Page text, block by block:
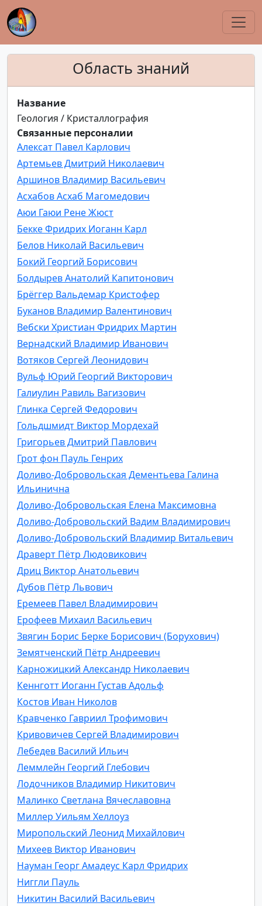
Область знаний
Название
Геология / Кристаллография
Связанные персоналии
Алексат Павел Карлович
Артемьев Дмитрий Николаевич
Аршинов Владимир Васильевич
Асхабов Асхаб Магомедович
Аюи Гаюи Рене Жюст
Бекке Фридрих Иоганн Карл
Белов Николай Васильевич
Бокий Георгий Борисович
Болдырев Анатолий Капитонович
Брёггер Вальдемар Кристофер
Буканов Владимир Валентинович
Вебски Христиан Фридрих Мартин
Вернадский Владимир Иванович
Вотяков Сергей Леонидович
Вульф Юрий Георгий Викторович
Галиулин Равиль Вагизович
Глинка Сергей Федорович
Гольдшмидт Виктор Мордехай
Григорьев Дмитрий Павлович
Грот фон Пауль Генрих
Доливо-Добровольская Дементьева Галина
Ильинична
Доливо-Добровольская Елена Максимовна
Доливо-Добровольский Вадим Владимирович
Доливо-Добровольский Владимир Витальевич
Драверт Пётр Людовикович
Дриц Виктор Анатольевич
Дубов Пётр Львович
Еремеев Павел Владимирович
Ерофеев Михаил Васильевич
Звягин Борис Берке Борисович (Борухович)
Земятченский Пётр Андреевич
Карножицкий Александр Николаевич
Кеннготт Иоганн Густав Адольф
Костов Иван Николов
Кравченко Гавриил Трофимович
Кривовичев Сергей Владимирович
Лебедев Василий Ильич
Леммлейн Георгий Глебович
Лодочников Владимир Никитович
Малинко Светлана Вячеславовна
Миллер Уильям Хеллоуз
Миропольский Леонид Михайлович
Михеев Виктор Иванович
Науман Георг Амадеус Карл Фридрих
Ниггли Пауль
Никитин Василий Васильевич